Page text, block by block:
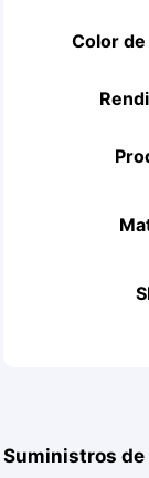
Color
Suministros de